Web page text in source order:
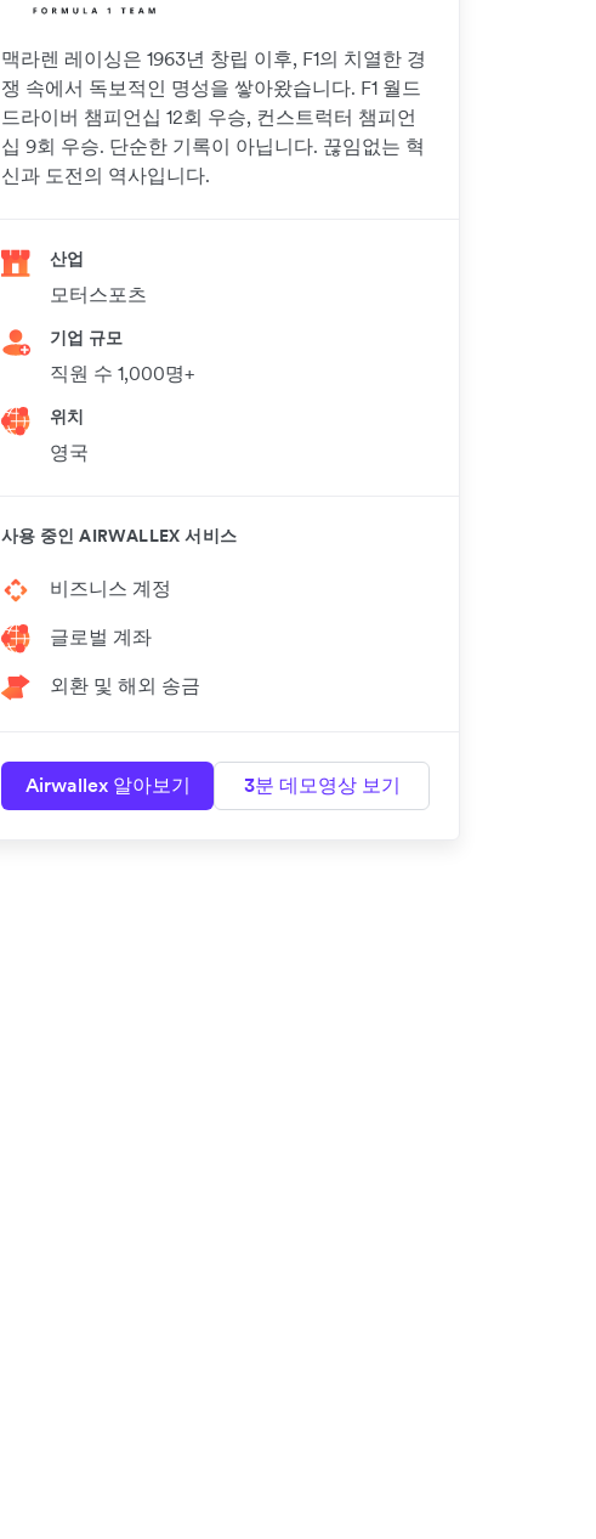
맥라렌 레이싱은 1963년 창립 이후, F1의 치열한 경
쟁 속에서 독보적인 명성을 쌓아왔습니다. F1 월드
드라이버 챔피언십 12회 우승, 컨스트럭터 챔피언
십 9회 우승. 단순한 기록이 아닙니다. 끊임없는 혁
신과 도전의 역사입니다.
산업
모터스포츠
기업 규모
직원 수 1,000명+
위치
영국
사용 중인 AIRWALLEX 서비스
비즈니스 계정
글로벌 계좌
외환 및 해외 송금
Airwallex 알아보기 3분 데모영상 보기